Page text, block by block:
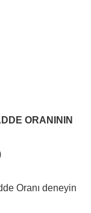
ORANININ
Oranı deneyin